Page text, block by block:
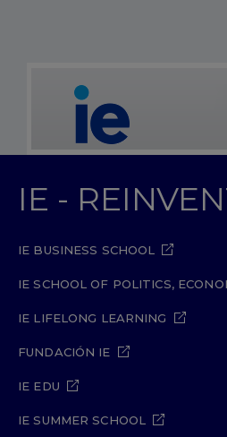
IE -
IE BUSINESS SCHOOL
IE SCHOOL OF POLITICS,
IE LIFELONG LEARNING
FUNDACIÓN IE
IE EDU
IE SUMMER SCHOOL